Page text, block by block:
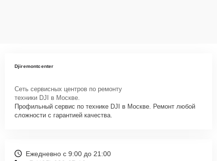
Djiremontcenter
Сеть сервисных центров по ремонту
техники DJI в Москве.
Профильный сервис по технике DJI в Москве. Ремонт любой
сложности с гарантией качества.
Ежедневно с 9:00 до 21:00